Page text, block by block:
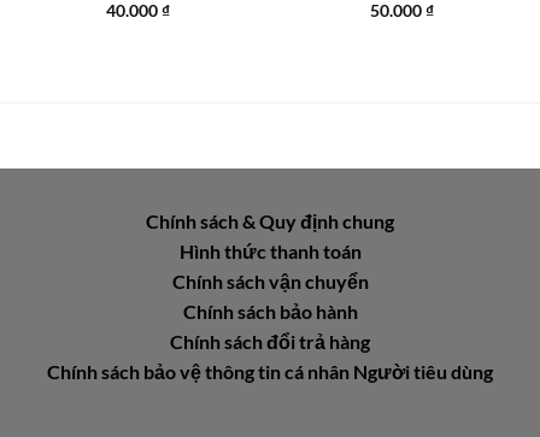
40.000₫
50.000₫
Chính sách & Quy định chung
Hình thức thanh toán
Chính sách vận chuyển
Chính sách bảo hành
Chính sách đổi trả hàng
Chính sách bảo vệ thông tin cá nhân Người tiêu dùng